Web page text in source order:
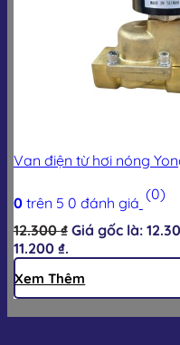
Van điện từ hơi nóng
0trên 5 0 đánh giá (0)
12.300₫ Giá gốc là:
11.200 ₫.
Xem Thêm